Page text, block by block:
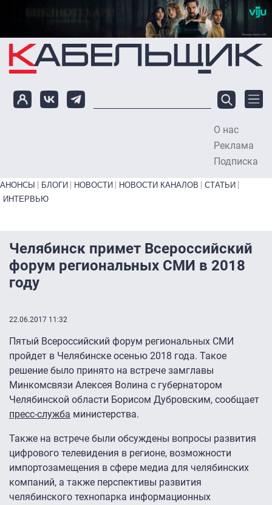
Перейти к основному содержанию
О нас
Реклама
Подписка
Primary links bottom
АНОНСЫ БЛОГИ НОВОСТИ НОВОСТИ КАНАЛОВ
СТАТЬИ
ИНТЕРВЬЮ
Челябинск примет Всероссийский
форум региональных СМИ в 2018
году
22.06.2017 11:32
Пятый Всероссийский форум региональных СМИ
пройдет в Челябинске осенью 2018 года. Такое
решение было принято на встрече замглавы
Минкомсвязи Алексея Волина с губернатором
Челябинской области Борисом Дубровским, сообщает
пресс-служба министерства.
Также на встрече были обсуждены вопросы развития
цифрового телевидения в регионе, возможности
импортозамещения в сфере медиа для челябинских
компаний, а также перспективы развития
челябинского технопарка информационных